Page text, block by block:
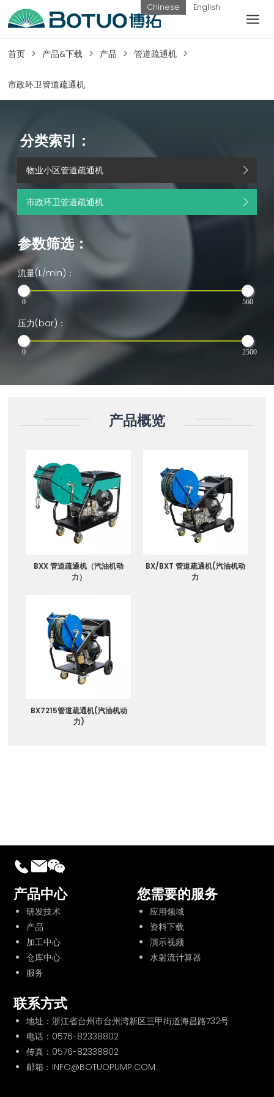
我们
工作日热线
电话：
0576-
82338802
提交询
首页 产品&下载 产品 管道疏通机
市政环卫管道疏通机
分类索引：
物业小区管道疏通机
市政环卫管道疏通机
参数筛选：
流量(L/min)：
0 560
压力(bar)：
0 2500
产品概览
BXX 管道疏通机（汽油机动
力）
BX/BXT 管道疏通机(汽油机动
力
BX7215管道疏通机(汽油机动
力)
产品中心
研发技术
产品
加工中心
仓库中心
服务
您需要的服务
应用领域
资料下载
演示视频
水射流计算器
联系方式
地址：浙江省台州市台州湾新区三甲街道海昌路732号
电话： 0576-82338802
传真：0576-82338802
邮箱：INFO@BOTUOPUMP.COM
Chinese English